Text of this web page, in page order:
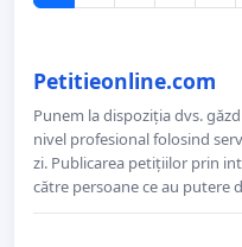
Petitieonline.com
Punem la dispoziția dvs.
nivel profesional folosind
zi. Publicarea petițiilor prin
către persoane ce au putere